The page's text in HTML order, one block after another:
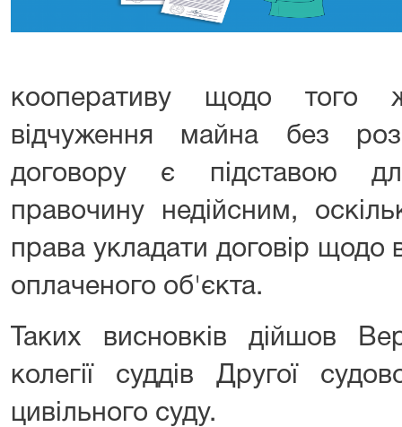
кооперативу щодо того
відчуження майна без
договору є підставою
правочину недійсним,
права укладати договір щодо
оплаченого об'єкта.
Таких висновків дійшов
колегії суддів Другої
цивільного суду.